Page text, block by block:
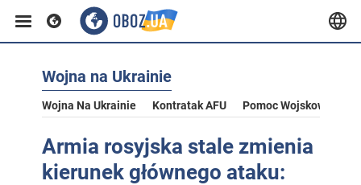
Wojna na Ukrainie
Wojna Na Ukrainie Kontratak AFU Pomoc Wojskowa Dla
Armia rosyjska stale zmienia
kierunek głównego ataku: